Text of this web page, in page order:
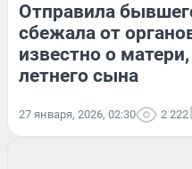
Отправила
сбежала от
известно о
летнего сына
27 января, 2026, 02:30 2 222